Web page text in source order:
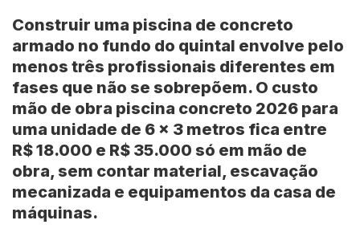
Construir uma piscina de concreto
armado no fundo do quintal envolve pelo
menos três profissionais diferentes em
fases que não se sobrepõem. O custo
mão de obra piscina concreto 2026 para
uma unidade de 6 x 3 metros fica entre
R$ 18.000 e R$ 35.000 só em mão de
obra, sem contar material, escavação
mecanizada e equipamentos da casa de
máquinas.